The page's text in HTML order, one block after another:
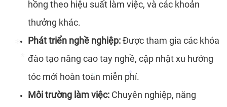
*
hồng theo hiệu suất làm việc, và các khoản
thưởng khác.
Phát triển nghề nghiệp:Được tham gia các khóa
đào tạo nâng cao tay nghề, cập nhật xu hướng
tóc mới hoàn toàn miễn phí.
Môi trường làm việc: Chuyên nghiệp, năng